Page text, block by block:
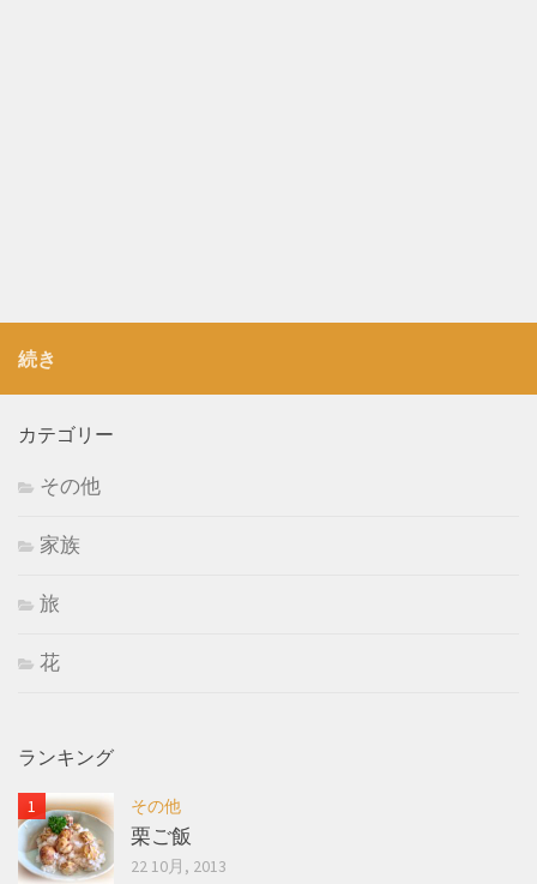
続き
カテゴリー
その他
家族
旅
花
ランキング
その他
栗ご飯
22 10月, 2013